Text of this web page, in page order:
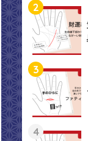
2
3
4